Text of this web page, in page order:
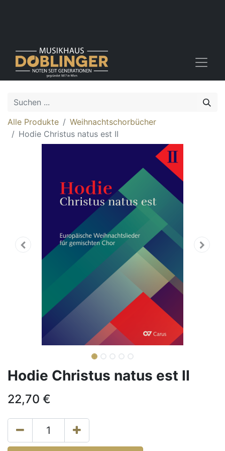
Alle Produkte
Weihnachtschorbücher
Hodie Christus natus est II
Hodie Christus natus est II
22,70 €